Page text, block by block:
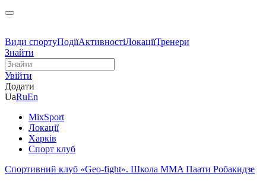
Види спортуПодіїАктивностіЛокаціїТренери
Знайти
Увійти
Додати
UaRuEn
MixSport
Локації
Харків
Спорт клуб
Спортивний клуб «Geo-fight». Школа MMA Паати Робакидзе